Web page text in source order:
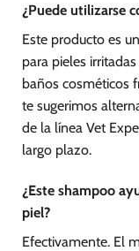
¿Puede utilizarse
Este producto es
para pieles
baños cosméticos
te sugerimos
de la línea Vet
largo plazo.
¿Este shampoo
piel?
Efectivamente. El